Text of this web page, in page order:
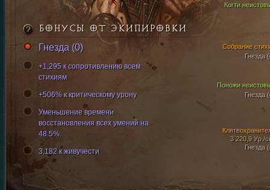
Когти
Поножи
Гнезда
3 220,9 Ур./
Гнезда
Собрание
Гнезда
БОНУСЫ ОТ ЭКИПИРОВКИ
Гнезда (0)
+1,295 к сопротивлению всем
стихиям
+506% к критическому урону
Уменьшение времени
восстановления всех умений на
48.5%.
3,182 к живучести